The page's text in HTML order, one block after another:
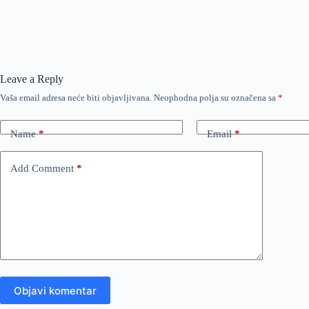
Leave a Reply
Vaša email adresa neće biti objavljivana. Neophodna polja su označena sa *
Name* Email*
Add Comment *
Objavi komentar